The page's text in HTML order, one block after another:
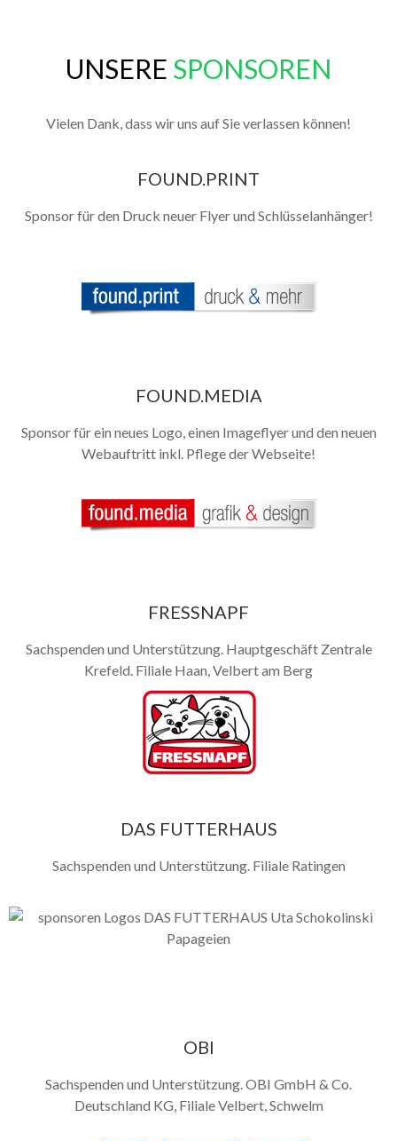
UNSERE SPONSOREN
Vielen Dank, dass wir uns auf Sie verlassen können!
FOUND.PRINT
Sponsor für den Druck neuer Flyer und Schlüsselanhänger!
FOUND.MEDIA
Sponsor für ein neues Logo, einen Imageflyer und den neuen
Webauftritt inkl. Pflege der Webseite!
FRESSNAPF
Sachspenden und Unterstützung. Hauptgeschäft Zentrale
Krefeld. Filiale Haan, Velbert am Berg
DAS FUTTERHAUS
Sachspenden und Unterstützung. Filiale Ratingen
OBI
Sachspenden und Unterstützung. OBI GmbH & Co.
Deutschland KG, Filiale Velbert, Schwelm